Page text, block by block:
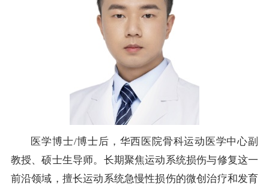
医学博士/博士后，华西医院骨科运动医学中心副
教授、硕士生导师。长期聚焦运动系统损伤与修复这一
前沿领域，擅长运动系统急慢性损伤的微创治疗和发育